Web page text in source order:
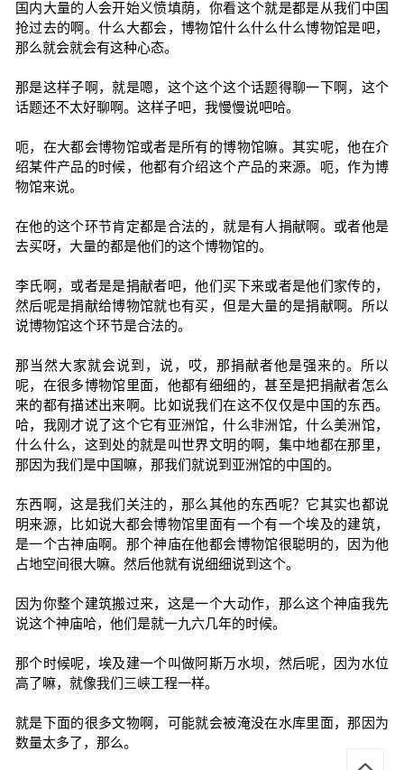
国内大量的人会开始义愤填荫，你看这个就是都是从我们中国
抢过去的啊。什么大都会，博物馆什么什么什么博物馆是吧，
那么就会就会有这种心态。
那是这样子啊，就是嗯，这个这个这个话题得聊一下啊，这个
话题还不太好聊啊。这样子吧，我慢慢说吧哈。
呃，在大都会博物馆或者是所有的博物馆嘛。其实呢，他在介
绍某件产品的时候，他都有介绍这个产品的来源。呃，作为博
物馆来说。
在他的这个环节肯定都是合法的，就是有人捐献啊。或者他是
去买呀，大量的都是他们的这个博物馆的。
李氏啊，或者是是捐献者吧，他们买下来或者是他们家传的，
然后呢是捐献给博物馆就也有买，但是大量的是捐献啊。所以
说博物馆这个环节是合法的。
那当然大家就会说到，说，哎，那捐献者他是强来的。所以
呢，在很多博物馆里面，他都有细细的，甚至是把捐献者怎么
来的都有描述出来啊。比如说我们在这不仅仅是中国的东西。
哈，我刚才说了这个它有亚洲馆，什么非洲馆，什么美洲馆，
什么什么，这到处的就是叫世界文明的啊，集中地都在那里，
那因为我们是中国嘛，那我们就说到亚洲馆的中国的。
东西啊，这是我们关注的，那么其他的东西呢？它其实也都说
明来源，比如说大都会博物馆里面有一个有一个埃及的建筑，
是一个古神庙啊。那个神庙在他都会博物馆很聪明的，因为他
占地空间很大嘛。然后他就有说细细说到这个。
因为你整个建筑搬过来，这是一个大动作，那么这个神庙我先
说这个神庙哈，他们是就一九六几年的时候。
那个时候呢，埃及建一个叫做阿斯万水坝，然后呢，因为水位
高了嘛，就像我们三峡工程一样。
就是下面的很多文物啊，可能就会被淹没在水库里面，那因为
数量太多了，那么。